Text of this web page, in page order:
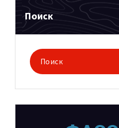
Поиск
Поиск
для: